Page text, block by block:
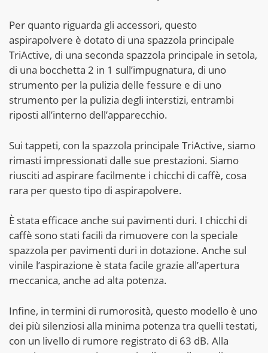
Per quanto riguarda gli accessori, questo
aspirapolvere è dotato di una spazzola principale
TriActive, di una seconda spazzola principale in setola,
di una bocchetta 2 in 1 sull’impugnatura, di uno
strumento per la pulizia delle fessure e di uno
strumento per la pulizia degli interstizi, entrambi
riposti all’interno dell’apparecchio.
Sui tappeti, con la spazzola principale TriActive, siamo
rimasti impressionati dalle sue prestazioni. Siamo
riusciti ad aspirare facilmente i chicchi di caffè, cosa
rara per questo tipo di aspirapolvere.
È stata efficace anche sui pavimenti duri. I chicchi di
caffè sono stati facili da rimuovere con la speciale
spazzola per pavimenti duri in dotazione. Anche sul
vinile l’aspirazione è stata facile grazie all’apertura
meccanica, anche ad alta potenza.
Infine, in termini di rumorosità, questo modello è uno
dei più silenziosi alla minima potenza tra quelli testati,
con un livello di rumore registrato di 63 dB. Alla